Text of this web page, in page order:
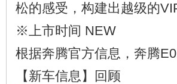
松的感受，构建出越级的
※上市时间 NEW
根据奔腾官方信息，奔腾
【新车信息】回顾